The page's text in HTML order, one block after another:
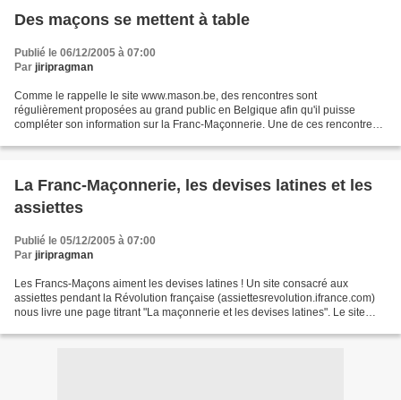
Des maçons se mettent à table
Publié le 06/12/2005 à 07:00
Par jiripragman
Comme le rappelle le site www.mason.be, des rencontres sont
régulièrement proposées au grand public en Belgique afin qu'il puisse
compléter son information sur la Franc-Maçonnerie. Une de ces rencontres -
La Franc-Maçonnerie, les devises latines et les
assiettes
Publié le 05/12/2005 à 07:00
Par jiripragman
Les Francs-Maçons aiment les devises latines ! Un site consacré aux
assiettes pendant la Révolution française (assiettesrevolution.ifrance.com)
nous livre une page titrant "La maçonnerie et les devises latines". Le site